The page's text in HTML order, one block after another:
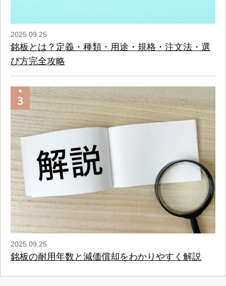
2025.09.25
銘板とは？定義・種類・用途・規格・注文法・選
び方完全攻略
2025.09.25
銘板の耐用年数と減価償却をわかりやすく解説